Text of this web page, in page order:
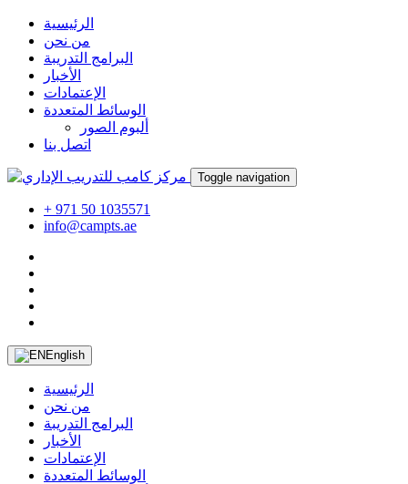
الرئيسية
من نحن
البرامج التدريبة
الأخبار
الإعتمادات
الوسائط المتعددة
ألبوم الصور
اتصل بنا
Toggle navigation
+ 971 50 1035571
info@campts.ae
English
الرئيسية
من نحن
البرامج التدريبة
الأخبار
الإعتمادات
الوسائط المتعددة